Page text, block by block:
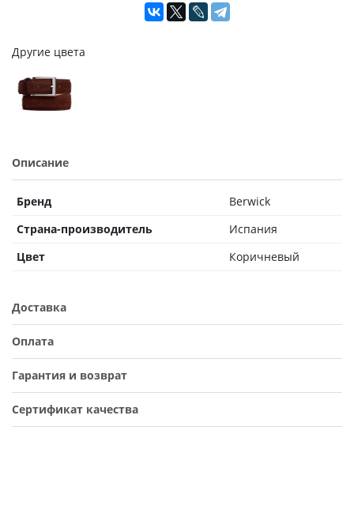
Другие цвета
Описание
Бренд
Berwick
Страна-производитель
Испания
Цвет
Коричневый
Доставка
Оплата
Гарантия и возврат
Сертификат качества